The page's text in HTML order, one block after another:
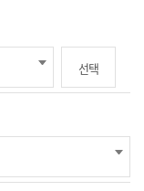
선택